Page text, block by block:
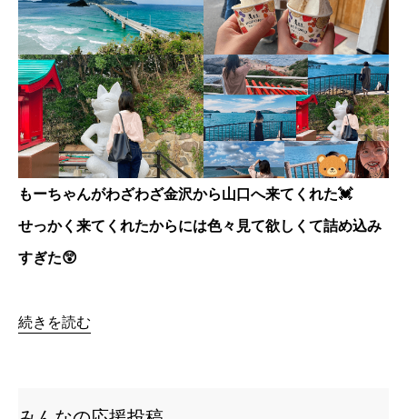
もーちゃんがわざわざ金沢から山口へ来てくれた💓
せっかく来てくれたからには色々見て欲しくて詰め込み
すぎた😲
続きを読む